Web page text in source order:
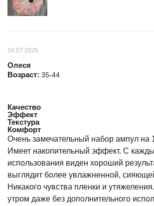
24.07.2026
Олеся
Возраст: 35-44
Качество
Эффект
Текстура
Комфорт
Очень замечательный набор ампул на
Имеет накопительный эффект. С
использования виден хороший
выглядит более увлажненной,
Никакого чувства пленки и
утром даже без дополнительного